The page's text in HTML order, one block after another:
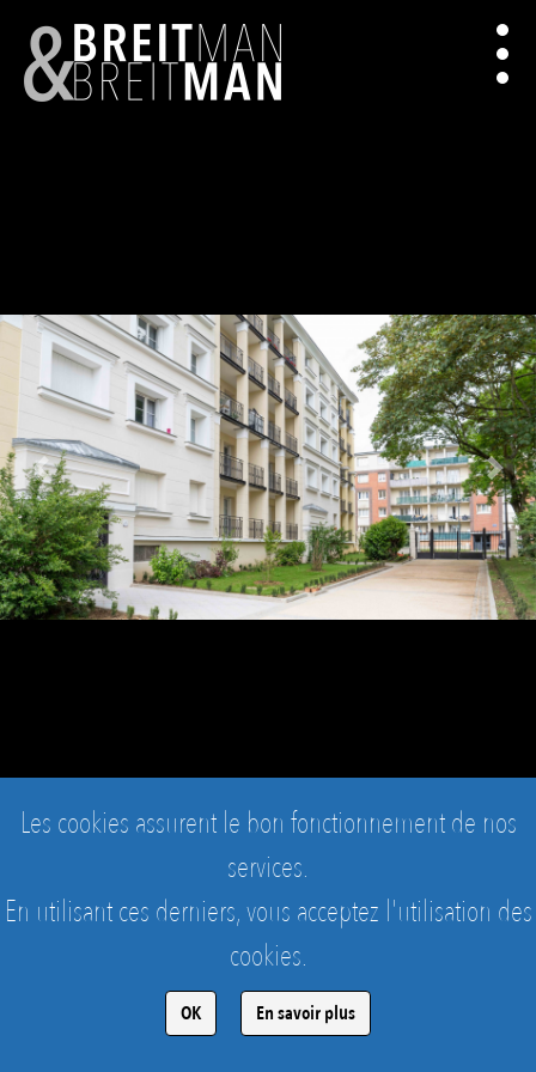
Previous Next
CLAMART - CITE DES TRIVAUX - R1R4
Les cookies assurent le bon fonctionnement de nos
services.
En utilisant ces derniers, vous acceptez l'utilisation des
cookies.
OK En savoir plus